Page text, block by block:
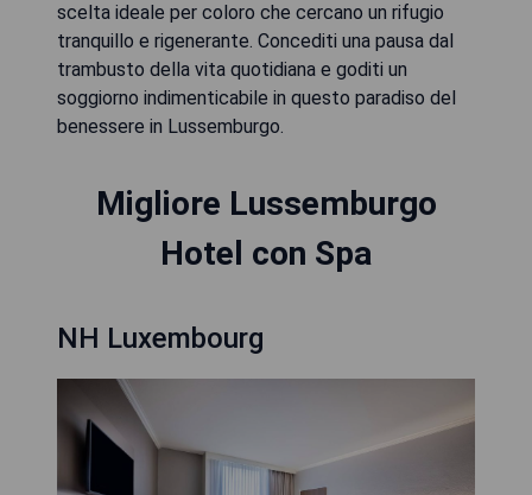
scelta ideale per coloro che cercano un rifugio
tranquillo e rigenerante. Concediti una pausa dal
trambusto della vita quotidiana e goditi un
soggiorno indimenticabile in questo paradiso del
benessere in Lussemburgo.
Migliore Lussemburgo
Hotel con Spa
NH Luxembourg